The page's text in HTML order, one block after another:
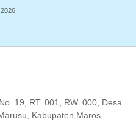
19, RT. 001, RW. 000, Desa
Kabupaten Maros,